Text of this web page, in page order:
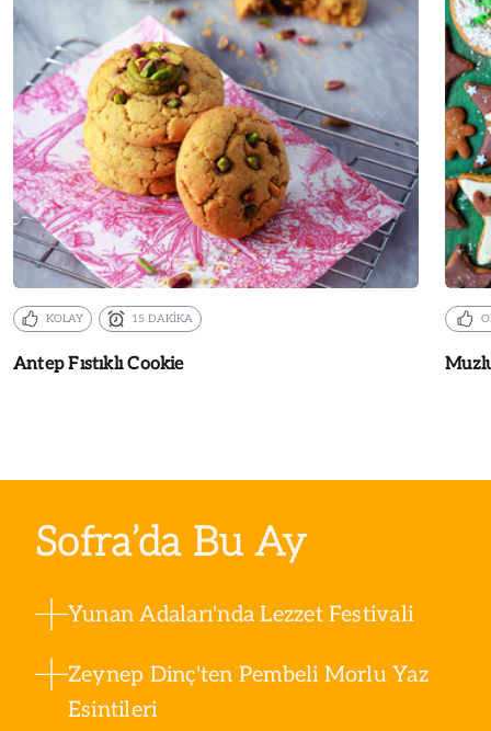
KOLAY 15 DAKİKA
Antep Fıstıklı Cookie
Sofra’da Bu Ay
Yunan Adaları'nda Lezzet Festivali
Zeynep Dinç'ten Pembeli Morlu Yaz
Esintileri